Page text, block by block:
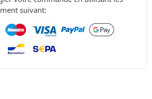
suivant: